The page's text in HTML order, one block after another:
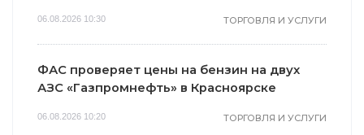
06.08.2026 10:30 ТОРГОВЛЯ И УСЛУГИ
ФАС проверяет цены на бензин на двух
АЗС «Газпромнефть» в Красноярске
06.08.2026 10:20 ТОРГОВЛЯ И УСЛУГИ